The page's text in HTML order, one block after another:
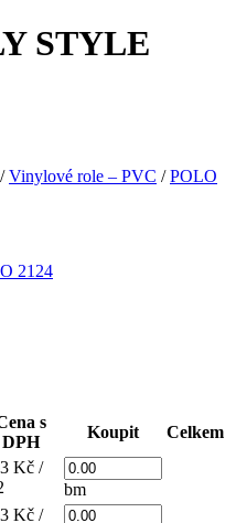
STYLE
/Vinylové role – PVC /POLO
s
DPH
Koupit
Celkem
Kč /
bm
Kč /